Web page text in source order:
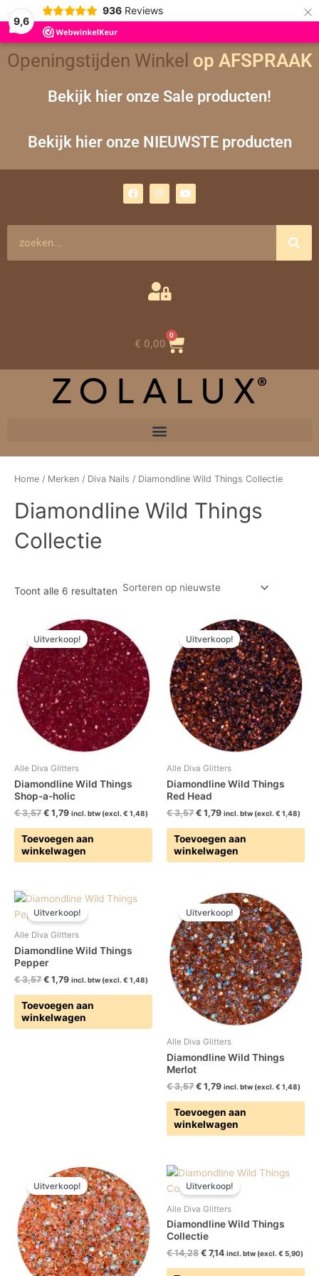
9,6
936 Reviews ×
Openingstijden Winkel op AFSPRAAK
Bekijk hier onze Sale producten!
Bekijk hier onze NIEUWSTE producten
a
c
n
s
m
o
u
€ 0,00
0
Winkelwagen
Home / Merken / Diva Nails / Diamondline Wild Things Collectie
Diamondline Wild Things
Collectie
Toont alle 6 resultaten
Gesorteerd
op
nieuwste
Uitverkoop!
Alle Diva Glitters
Diamondline Wild Things
Shop-a-holic
€3,57
Oorspronkelijke
prijs
was:
€ 3,57.
€ 1,79
Huidige
prijs
is:
€ 1,79.
incl. btw (excl. € 1,48)
Toevoegen aan
winkelwagen
Uitverkoop!
Alle Diva Glitters
Diamondline Wild Things
Red Head
€3,57
Oorspronkelijke
prijs
was:
€ 3,57.
€ 1,79
Huidige
prijs
is:
€ 1,79.
incl. btw (excl. € 1,48)
Toevoegen aan
winkelwagen
Uitverkoop!
Alle Diva Glitters
Diamondline Wild Things
Pepper
€3,57
Oorspronkelijke
prijs
was:
€ 3,57.
€ 1,79
Huidige
prijs
is:
incl. btw (excl. € 1,48)
Toevoegen aan
winkelwagen
Uitverkoop!
Alle Diva Glitters
Diamondline Wild Things
Merlot
€3,57
Oorspronkelijke
prijs
was:
€ 3,57.
€ 1,79
Huidige
prijs
is:
€ 1,79.
incl. btw (excl. € 1,48)
Toevoegen aan
winkelwagen
Uitverkoop!
Oorspronkelijke
prijs
was:
€ 3,57.
Huidige
prijs
is:
€ 1,79.
Uitverkoop!
Alle Diva Glitters
Diamondline Wild Things
Collectie
€14,28
Oorspronkelijke
prijs
was:
€ 14,28.
€ 7,14
Huidige
prijs
is:
incl. btw (excl. € 5,90)